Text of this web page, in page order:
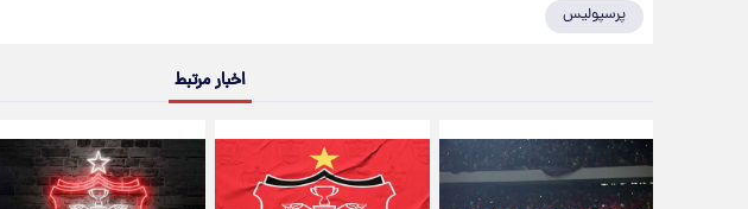
پرسپولیس
اخبار مرتبط